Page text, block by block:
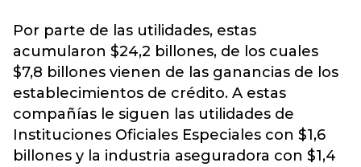
Por parte de las utilidades, estas
acumularon $24,2 billones, de los cuales
$7,8 billones vienen de las ganancias de los
establecimientos de crédito. A estas
compañías le siguen las utilidades de
Instituciones Oficiales Especiales con $1,6
billones y la industria aseguradora con $1,4